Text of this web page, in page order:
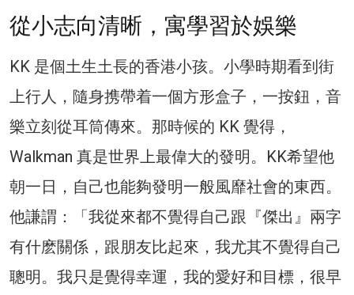
從小志向清晰，寓學習於娛樂
KK 是個土生土長的香港小孩。小學時期看到街
上行人，隨身携帶着一個方形盒子，一按鈕，音
樂立刻從耳筒傳來。那時候的 KK 覺得，
Walkman 真是世界上最偉大的發明。KK希望他
朝一日，自己也能夠發明一般風靡社會的東西。
他謙謂：「我從來都不覺得自己跟『傑出』兩字
有什麽關係，跟朋友比起來，我尤其不覺得自己
聰明。我只是覺得幸運，我的愛好和目標，很早